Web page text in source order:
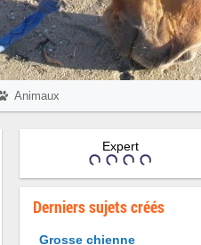
Animaux
Expert
Derniers sujets créés
Grosse chienne